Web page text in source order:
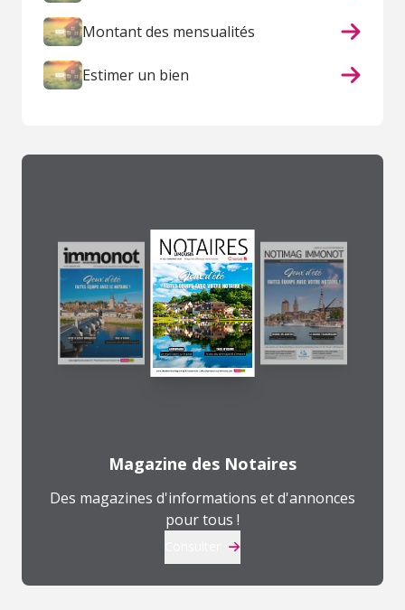
Montant des mensualités
Estimer un bien
Magazine des Notaires
Des magazines d'informations et d'annonces
pour tous !